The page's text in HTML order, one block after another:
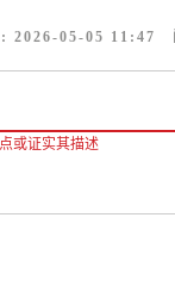
2026-05-05 11:47
或证实其描述